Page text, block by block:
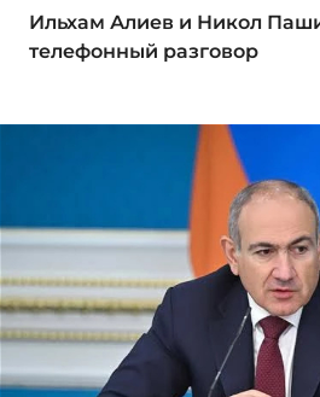
Ильхам Алиев и Никол
телефонный разговор